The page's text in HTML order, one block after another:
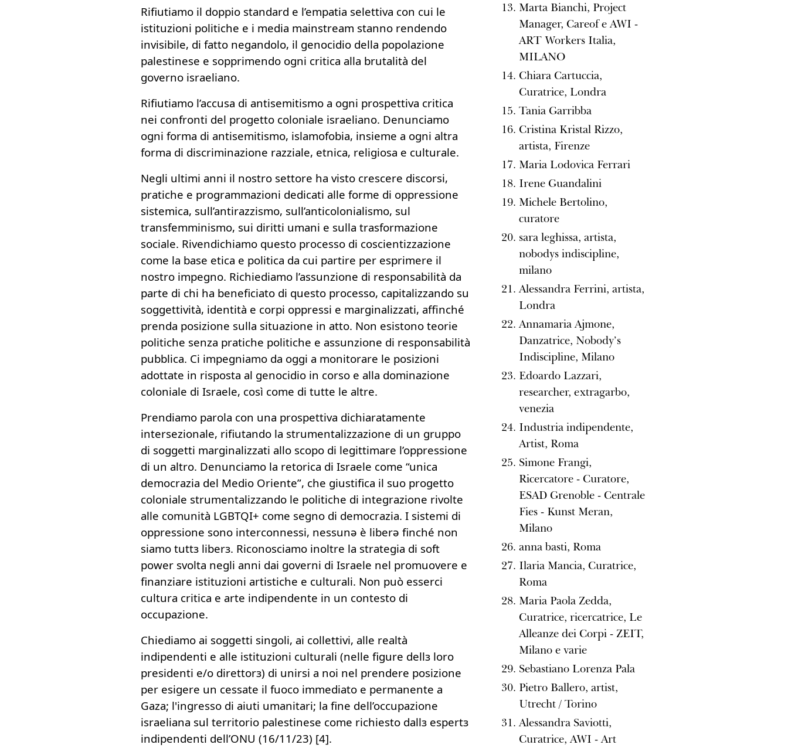
Rifiutiamo il doppio standard e l’empatia selettiva con cui le
istituzioni politiche e i media mainstream stanno rendendo
invisibile, di fatto negandolo, il genocidio della popolazione
palestinese e sopprimendo ogni critica alla brutalità del
governo israeliano.
Rifiutiamo l’accusa di antisemitismo a ogni prospettiva critica
nei confronti del progetto coloniale israeliano. Denunciamo
ogni forma di antisemitismo, islamofobia, insieme a ogni altra
forma di discriminazione razziale, etnica, religiosa e culturale.
Negli ultimi anni il nostro settore ha visto crescere discorsi,
pratiche e programmazioni dedicati alle forme di oppressione
sistemica, sull’antirazzismo, sull’anticolonialismo, sul
transfemminismo, sui diritti umani e sulla trasformazione
sociale. Rivendichiamo questo processo di coscientizzazione
come la base etica e politica da cui partire per esprimere il
nostro impegno. Richiediamo l’assunzione di responsabilità da
parte di chi ha beneficiato di questo processo, capitalizzando su
soggettività, identità e corpi oppressi e marginalizzati, affinché
prenda posizione sulla situazione in atto. Non esistono teorie
politiche senza pratiche politiche e assunzione di responsabilità
pubblica. Ci impegniamo da oggi a monitorare le posizioni
adottate in risposta al genocidio in corso e alla dominazione
coloniale di Israele, così come di tutte le altre.
Prendiamo parola con una prospettiva dichiaratamente
intersezionale, rifiutando la strumentalizzazione di un gruppo
di soggetti marginalizzati allo scopo di legittimare l’oppressione
di un altro. Denunciamo la retorica di Israele come “unica
democrazia del Medio Oriente”, che giustifica il suo progetto
coloniale strumentalizzando le politiche di integrazione rivolte
alle comunità LGBTQI+ come segno di democrazia. I sistemi di
oppressione sono interconnessi, nessunə è liberə finché non
siamo tuttз liberз. Riconosciamo inoltre la strategia di soft
power svolta negli anni dai governi di Israele nel promuovere e
finanziare istituzioni artistiche e culturali. Non può esserci
cultura critica e arte indipendente in un contesto di
occupazione.
Chiediamo ai soggetti singoli, ai collettivi, alle realtà
indipendenti e alle istituzioni culturali (nelle figure dellз loro
presidenti e/o direttorз) di unirsi a noi nel prendere posizione
per esigere un cessate il fuoco immediato e permanente a
Gaza; l'ingresso di aiuti umanitari; la fine dell’occupazione
israeliana sul territorio palestinese come richiesto dallз espertз
indipendenti dell’ONU (16/11/23) [4].
Marta Bianchi, Project
Manager, Careof e AWI -
ART Workers Italia,
MILANO
Chiara Cartuccia,
Curatrice, Londra
Tania Garribba
Cristina Kristal Rizzo,
artista, Firenze
Maria Lodovica Ferrari
Irene Guandalini
Michele Bertolino,
curatore
sara leghissa, artista,
nobodys indiscipline,
milano
Alessandra Ferrini, artista,
Londra
Annamaria Ajmone,
Danzatrice, Nobody’s
Indiscipline, Milano
Edoardo Lazzari,
researcher, extragarbo,
venezia
Industria indipendente,
Artist, Roma
Simone Frangi,
Ricercatore - Curatore,
ESAD Grenoble - Centrale
Fies - Kunst Meran,
Milano
anna basti, Roma
Ilaria Mancia, Curatrice,
Roma
Maria Paola Zedda,
Curatrice, ricercatrice, Le
Alleanze dei Corpi - ZEIT,
Milano e varie
Sebastiano Lorenza Pala
Pietro Ballero, artist,
Utrecht / Torino
Alessandra Saviotti,
Curatrice, AWI - Art